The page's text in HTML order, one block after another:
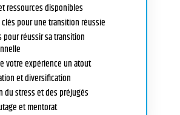
ressources disponibles
clés pour une transition réussie
pour réussir sa transition
votre expérience un atout
et diversification
du stress et des préjugés
et mentorat